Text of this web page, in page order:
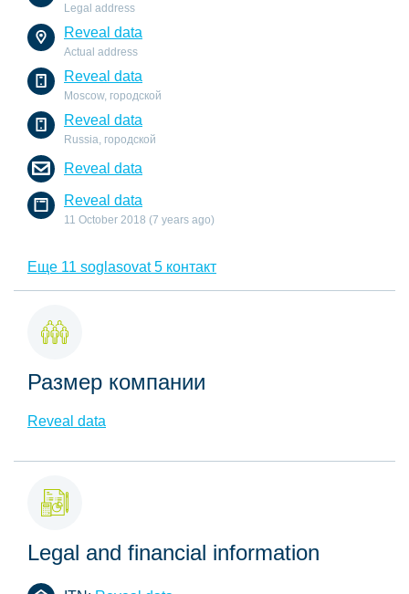
Legal address
Reveal data
Actual address
Reveal data
Moscow, городской
Reveal data
Russia, городской
Reveal data
Reveal data
11 October 2018 (7 years ago)
Еще 11 soglasovat 5 контакт
Размер компании
Reveal data
Legal and financial information